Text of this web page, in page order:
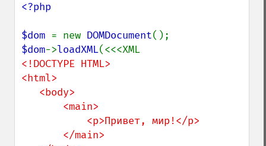
<?php
$dom = new DOMDocument
$dom->loadXML
<!DOCTYPE HTML>
<html>